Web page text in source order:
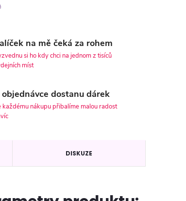
na mě čeká za rohem
si ho kdy chci na jednom z tisíců
míst
objednávce dostanu dárek
každému nákupu přibalíme malou radost
DISKUZE